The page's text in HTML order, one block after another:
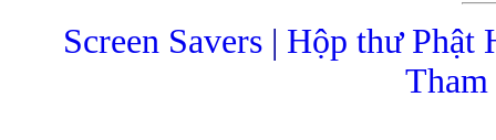
Screen Savers| Hộp thư Phật
Tham